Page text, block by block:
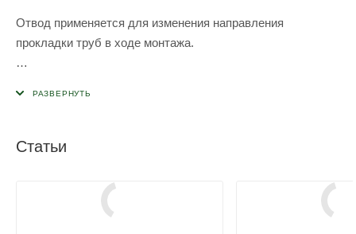
Отвод применяется для изменения направления
прокладки труб в ходе монтажа.
необходимости обогнуть угол или архитектурный выступ.
Применяется при максимальной температуре постоянных
стоков - 80ºС (кратковременная - 95ºС).
Статьи